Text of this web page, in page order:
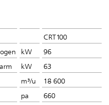
CRT100
kW
96
kW
63
m³/u
18 600
pa
660